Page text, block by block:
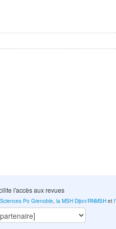
l'accès aux revues
Sciences Po Grenoble,la MSH Dijon/RNMSH et